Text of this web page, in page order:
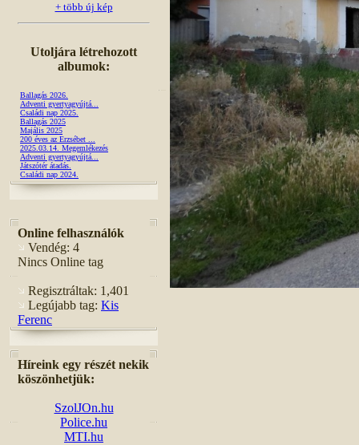
+ több új kép
Utoljára létrehozott
albumok:
Ballagás 2026.
Adventi gyertyagyújtá...
Családi nap 2025.
Ballagás 2025
Majális 2025
200 éves az Erzsébet ...
2025.03.14. Megemlékezés
Adventi gyertyagyújtá...
Játszótér átadás.
Családi nap 2024.
Online felhasználók
Vendég: 4
Nincs Online tag
Regisztráltak: 1,401
Legújabb tag: Kis
Ferenc
Híreink egy részét nekik
köszönhetjük:
SzolJOn.hu
Police.hu
MTI.hu